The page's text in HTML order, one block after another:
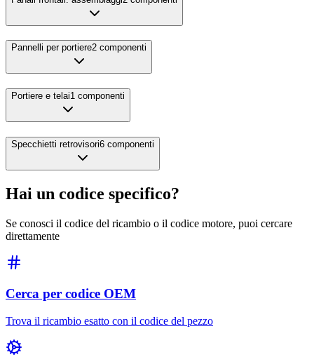
Pannelli per portiere2 componenti
Portiere e telai1 componenti
Specchietti retrovisori6 componenti
Hai un codice specifico?
Se conosci il codice del ricambio o il codice motore, puoi cercare
direttamente
Cerca per codice OEM
Trova il ricambio esatto con il codice del pezzo